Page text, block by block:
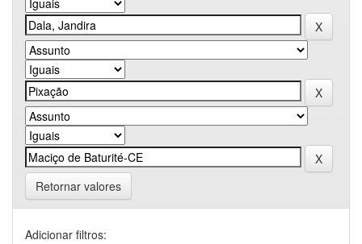
Retornar valores
Adicionar filtros: